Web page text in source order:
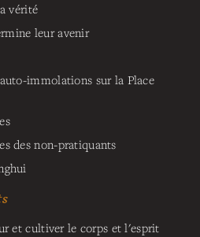
vérité
leur avenir
immolations sur la Place
des non-pratiquants
et cultiver le corps et l'esprit